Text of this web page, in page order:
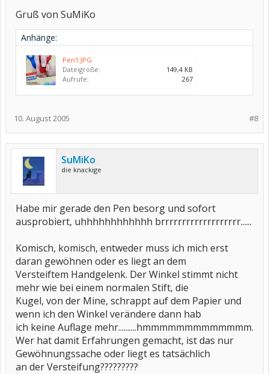
Gruß von SuMiKo
Anhänge:
Pen1.JPG
Dateigröße:
149,4 KB
Aufrufe:
267
#8
10. August 2005
SuMiKo
die knackige
Habe mir gerade den Pen besorg und sofort
ausprobiert, uhhhhhhhhhhhh brrrrrrrrrrrrrrrrrrr......
Komisch, komisch, entweder muss ich mich erst
daran gewöhnen oder es liegt an dem
Versteiftem Handgelenk. Der Winkel stimmt nicht
mehr wie bei einem normalen Stift, die
Kugel, von der Mine, schrappt auf dem Papier und
wenn ich den Winkel verändere dann hab
ich keine Auflage mehr..........hmmmmmmmmmmmmm.
Wer hat damit Erfahrungen gemacht, ist das nur
Gewöhnungssache oder liegt es tatsächlich
an der Versteifung?????????